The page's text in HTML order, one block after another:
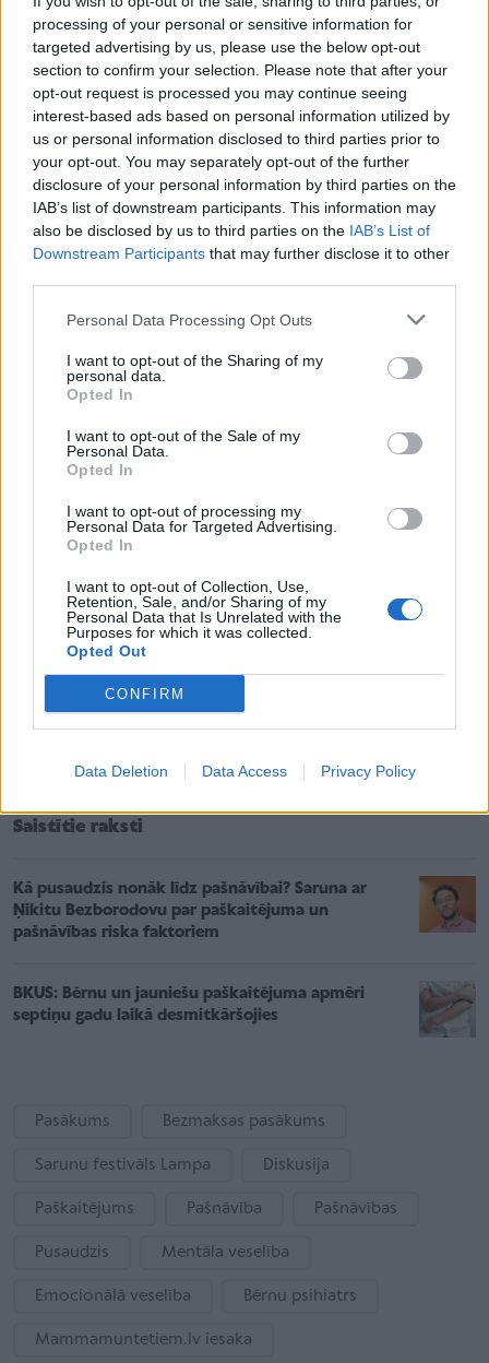
processing of your personal or sensitive information for
targeted advertising by us, please use the below opt-out
section to confirm your selection. Please note that after your
opt-out request is processed you may continue seeing
interest-based ads based on personal information utilized by
us or personal information disclosed to third parties prior to
your opt-out. You may separately opt-out of the further
disclosure of your personal information by third parties on the
IAB’s list of downstream participants. This information may
also be disclosed by us to third parties on the IAB’s List of
Downstream Participants that may further disclose it to other
Personal Data Processing Opt Outs
I want to opt-out of the Sharing of my
personal data.
Opted In
I want to opt-out of the Sale of my
Personal Data.
Opted In
I want to opt-out of processing my
Personal Data for Targeted Advertising.
Opted In
I want to opt-out of Collection, Use,
Retention, Sale, and/or Sharing of my
Personal Data that Is Unrelated with the
Purposes for which it was collected.
Opted Out
CONFIRM
Data Deletion Data Access Privacy Policy
Diskusijas laiks un vieta:
10. jūlijs, plkst. 16.00,
“Atklāto sarunu telts” (telts nr. 61.)
Diskusijā piedalīsies:
Liene Vītola, bērnu psihiatre, Bērnu slimnīcas
Bērnu un jauniešu psihiskās veselības centra
Ako Kārlis Cekulis
, Bērnu aizsardzības centra
direktors
biedrībes "Ogle" līdzdibinātājs. Tētis jaunietim,
kurš aizgāja no šīs dzīves veicot pašnāvību.
Atbalsta grupu palikušajiem vadītājs.
Elīza(18), jauniete, kas dalīsies ar savu pieredzi
Diskusijas moderatores – mammamuntetiem.lv
redaktores Lauma Vītola un Ginta Auziņa.
Saistītie raksti
Kā pusaudzis nonāk līdz pašnāvībai? Saruna ar
Ņikitu Bezborodovu par paškaitējuma un
pašnāvības riska faktoriem
BKUS: Bērnu un jauniešu paškaitējuma apmēri
septiņu gadu laikā desmitkāršojies
Pasākums Bezmaksas pasākums
Sarunu festivāls Lampa Diskusija
Paškaitējums Pašnāvība Pašnāvības
Pusaudzis Mentāla veselība
Emocionālā veselība Bērnu psihiatrs
Mammamuntetiem.lv iesaka